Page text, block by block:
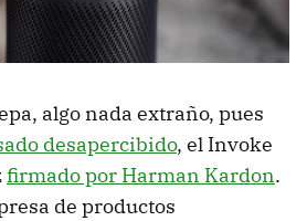
algo nada extraño, pues
desapercibido, el Invoke
firmado por Harman Kardon.
de productos